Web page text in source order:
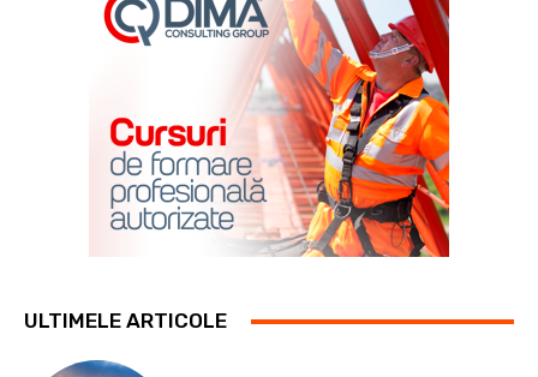
ULTIMELE ARTICOLE